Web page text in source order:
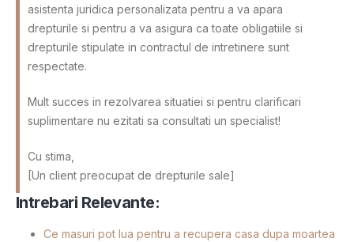
asistenta juridica personalizata pentru a va apara
drepturile si pentru a va asigura ca toate obligatiile si
drepturile stipulate in contractul de intretinere sunt
respectate.
Mult succes in rezolvarea situatiei si pentru clarificari
suplimentare nu ezitati sa consultati un specialist!
Cu stima,
[Un client preocupat de drepturile sale]
Intrebari Relevante:
Ce masuri pot lua pentru a recupera casa dupa moartea